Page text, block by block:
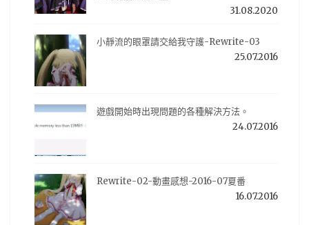
31.08.2020
小靜流的眼罩請交給我守護-Rewrite-03
25.07.2016
遊戲開始時出現問題的各種解決方法。
24.07.2016
Rewrite-02-動畫感想-2016-07夏番
16.07.2016